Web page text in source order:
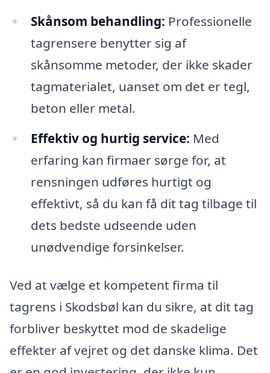
Skånsom behandling: Professionelle
tagrensere benytter sig af
skånsomme metoder, der ikke skader
tagmaterialet, uanset om det er tegl,
beton eller metal.
Effektiv og hurtig service: Med
erfaring kan firmaer sørge for, at
rensningen udføres hurtigt og
effektivt, så du kan få dit tag tilbage til
dets bedste udseende uden
unødvendige forsinkelser.
Ved at vælge et kompetent firma til
tagrens i Skodsbøl kan du sikre, at dit tag
forbliver beskyttet mod de skadelige
effekter af vejret og det danske klima. Det